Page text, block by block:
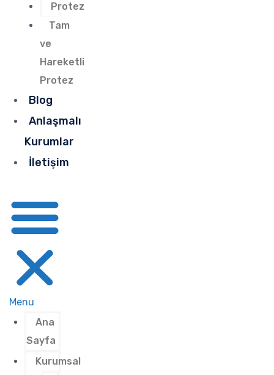
Protez
Tam
ve
Hareketli
Protez
Blog
Anlaşmalı
Kurumlar
İletişim
Menu
Ana
Sayfa
Kurumsal